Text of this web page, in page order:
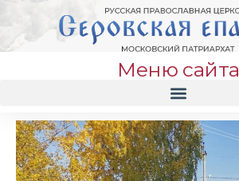
Меню сайта